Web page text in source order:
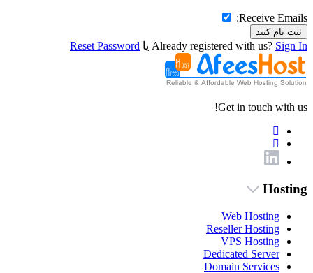
Receive Emails:
ثبت نام کنید
Already registered with us? Sign In یا Reset Password
Get in touch with us!
Hosting
Web Hosting
Reseller Hosting
VPS Hosting
Dedicated Server
Domain Services